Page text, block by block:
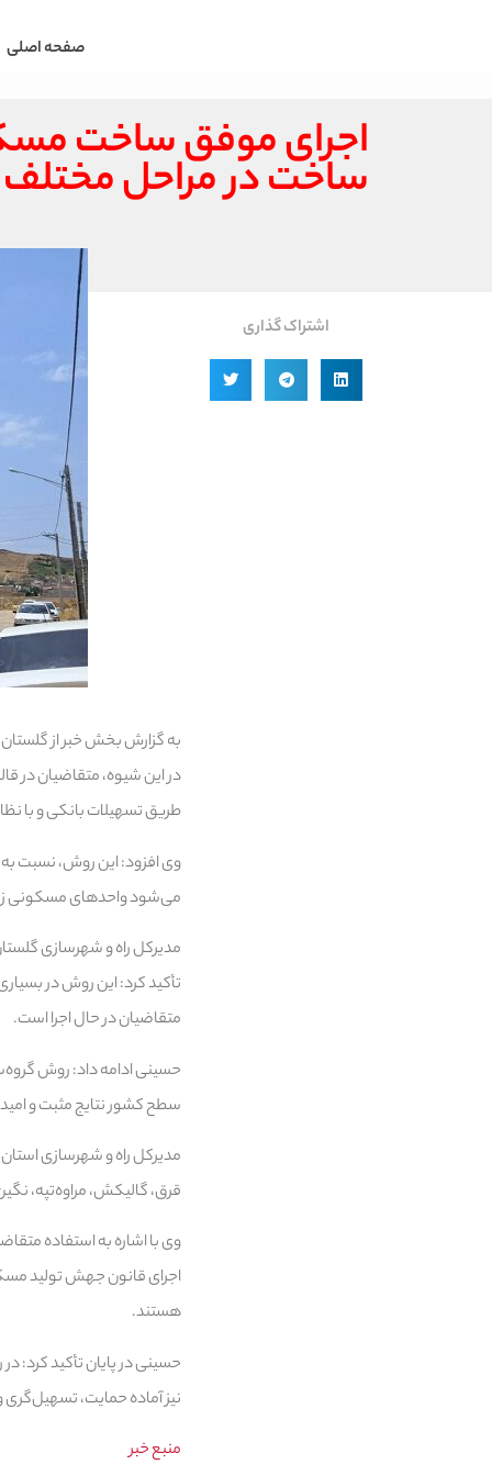
صفحه اصلی
ساخت در مراحل
اشتراک گذاری
به گزارش بخش خبر از
طریق تسهیلات بانکی و با
وی افزود: این روش، نسبت
می‌شود واحدهای مسکونی
مدیرکل راه و شهرسازی
تأکید کرد: این روش در
متقاضیان در حال اجرا است.
حسینی ادامه داد: روش
سطح کشور نتایج مثبت و امیدبخشی به
قرق، گالیکش، مراوه‌تپه، نگین‌شهر و
اجرای قانون جهش تولید
هستند.
حسینی در پایان تأکید
نیز آماده حمایت، تسهیل‌گری
منبع خبر